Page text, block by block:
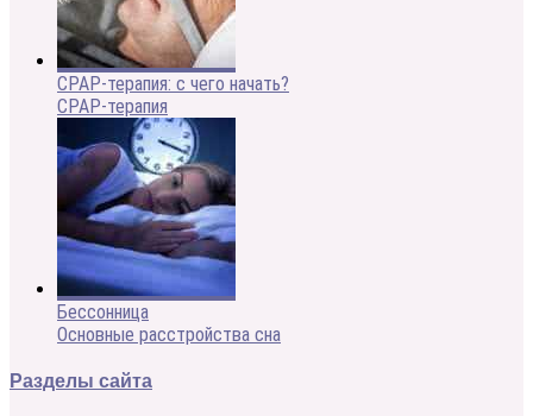
CPAP-терапия: с чего начать?
CPAP-терапия
Бессонница
Основные расстройства сна
Разделы сайта